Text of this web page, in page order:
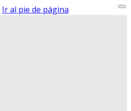
Ir al pie de página